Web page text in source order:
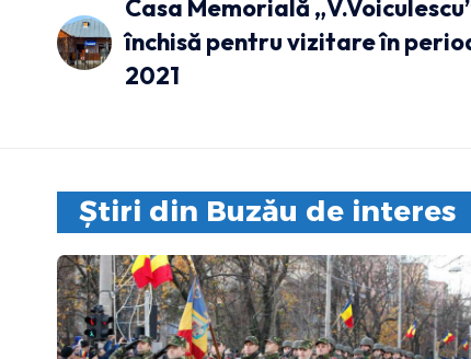
Casa Memorială
închisă pentru vizitare în
2021
Știri din Buzău de interes